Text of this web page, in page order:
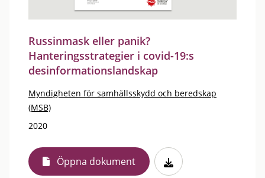
Russinmask eller panik?
Hanteringsstrategier i covid-19:s
desinformationslandskap
Myndigheten för samhällsskydd och beredskap
(MSB)
2020
Öppna dokument